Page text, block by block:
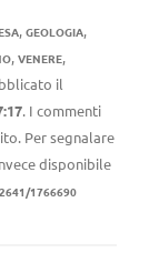
, GEOLOGIA,
, VENERE,
il
. I commenti
Per segnalare
disponibile
1766690